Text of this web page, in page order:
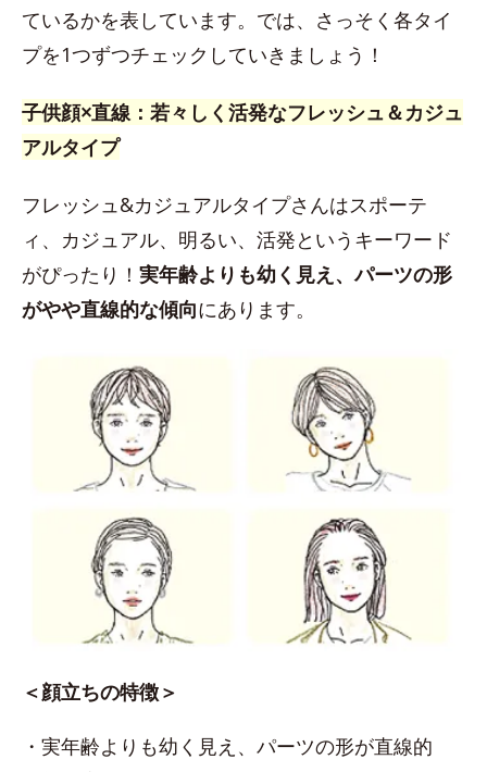
ているかを表しています。では、さっそく各タイ
プを1つずつチェックしていきましょう！
子供顔×直線：若々しく活発なフレッシュ＆カジュ
アルタイプ
フレッシュ&カジュアルタイプさんはスポーテ
ィ、カジュアル、明るい、活発というキーワード
がぴったり！ 実年齢よりも幼く見え、パーツの形
がやや直線的な傾向にあります。
＜顔立ちの特徴＞
・実年齢よりも幼く見え、パーツの形が直線的